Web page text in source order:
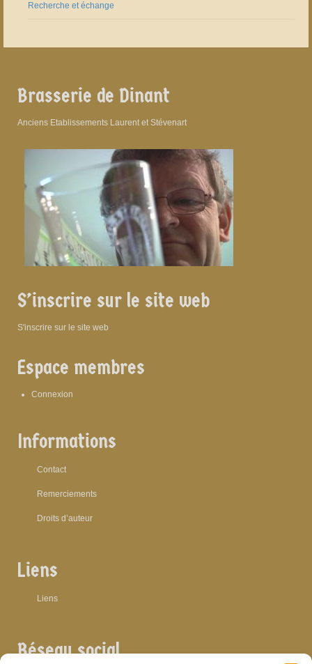
Recherche et échange
Brasserie de Dinant
Anciens Etablissements Laurent et Stévenart
S’inscrire sur le site web
S'inscrire sur le site web
Espace membres
Connexion
Informations
Contact
Remerciements
Droits d’auteur
Liens
Liens
Réseau social